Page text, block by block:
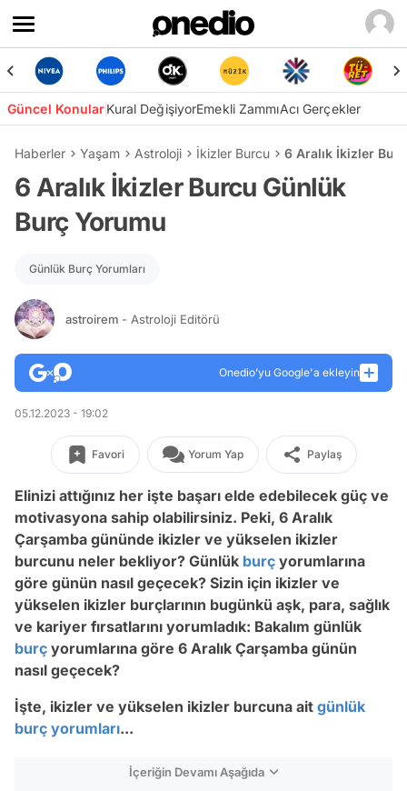
Güncel KonularKural DeğişiyorEmekli ZammıAcı Gerçekler
Haberler Yaşam Astroloji İkizler Burcu 6 Aralık İkizler
6 Aralık İkizler Burcu Günlük
Burç Yorumu
Günlük Burç Yorumları
astroirem - Astroloji Editörü
Onedio’yu Google'a ekleyin
05.12.2023 - 19:02
Favori Yorum Yap Paylaş
Elinizi attığınız her işte başarı elde edebilecek güç ve
motivasyona sahip olabilirsiniz. Peki, 6 Aralık
Çarşamba gününde ikizler ve yükselen ikizler
burcunu neler bekliyor? Günlük burç yorumlarına
göre günün nasıl geçecek? Sizin için ikizler ve
yükselen ikizler burçlarının bugünkü aşk, para, sağlık
ve kariyer fırsatlarını yorumladık: Bakalım günlük
burç yorumlarına göre 6 Aralık Çarşamba günün
nasıl geçecek?
İşte, ikizler ve yükselen ikizler burcuna ait günlük
burç yorumları...
İçeriğin Devamı Aşağıda